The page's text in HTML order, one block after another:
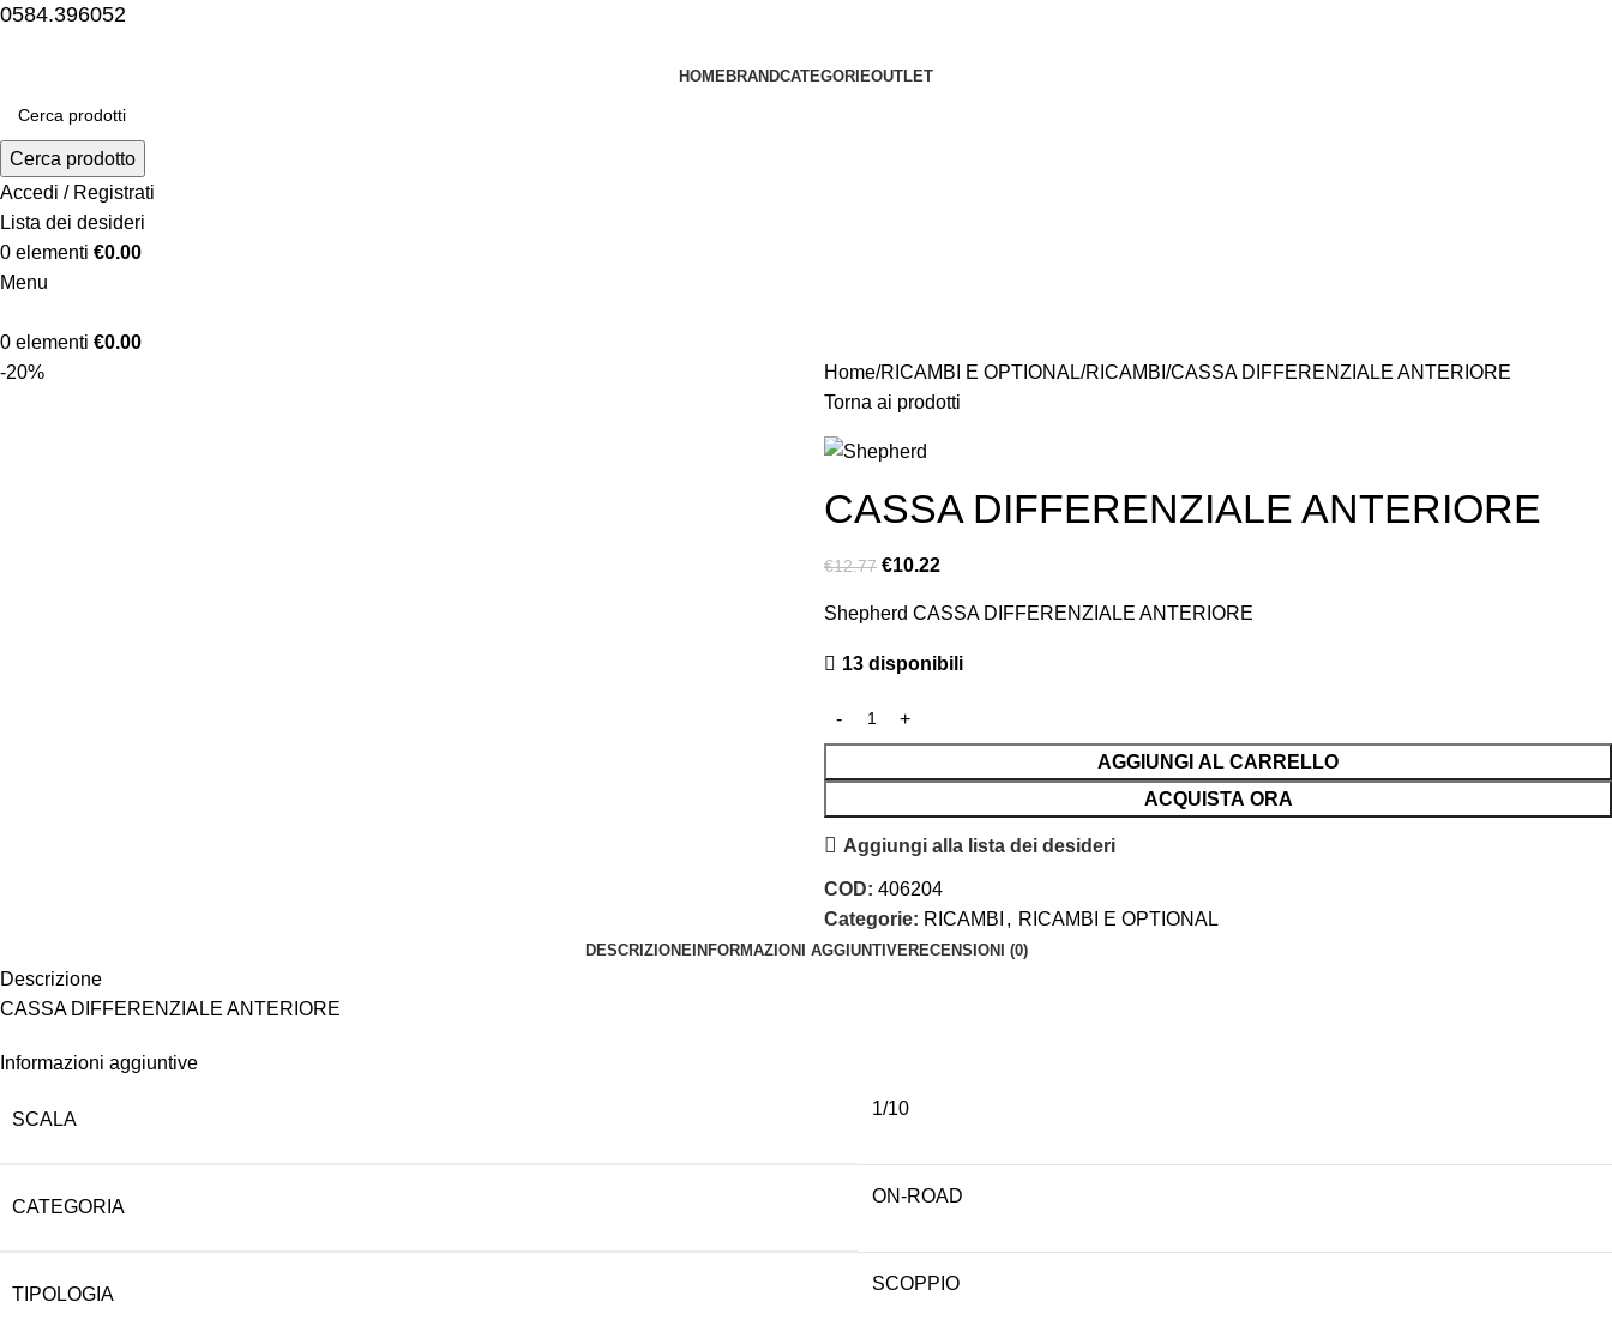
0584.396052
HOMEBRANDCATEGORIEOUTLET
Cerca prodotto
Accedi / Registrati
Lista dei desideri
0 elementi €0.00
Menu
0 elementi €0.00
-20%
Home RICAMBI E OPTIONAL RICAMBI CASSA DIFFERENZIALE ANTERIORE
Torna ai prodotti
CASSA DIFFERENZIALE ANTERIORE
€12.77 €10.22
Shepherd CASSA DIFFERENZIALE ANTERIORE
13 disponibili
AGGIUNGI AL CARRELLO
ACQUISTA ORA
Aggiungi alla lista dei desideri
COD: 406204
Categorie: RICAMBI , RICAMBI E OPTIONAL
DESCRIZIONEINFORMAZIONI AGGIUNTIVERECENSIONI (0)
Descrizione
CASSA DIFFERENZIALE ANTERIORE
Informazioni aggiuntive
SCALA
1/10
CATEGORIA
ON-ROAD
TIPOLOGIA
SCOPPIO